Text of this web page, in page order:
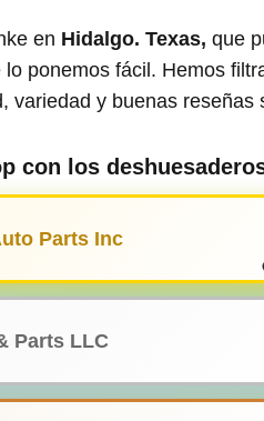
en Hidalgo. Texas, que
lo ponemos fácil. Hemos
variedad y buenas reseñas
con los
Parts Inc
Parts LLC